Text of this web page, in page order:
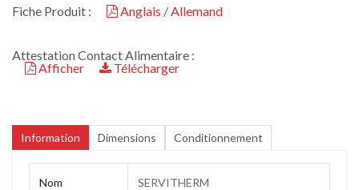
Fiche Produit : Anglais / Allemand
Attestation Contact Alimentaire :
Afficher
Télécharger
Information Dimensions Conditionnement
Nom
SERVITHERM